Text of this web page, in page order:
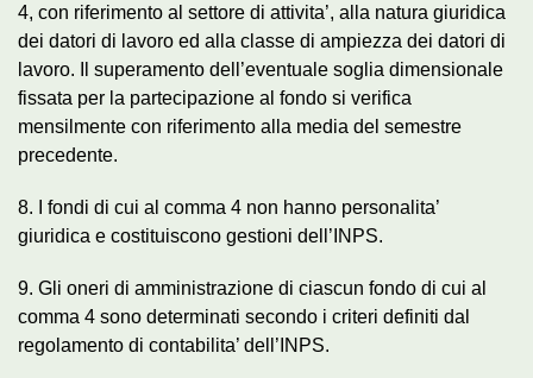
4, con riferimento al settore di attivita’, alla natura giuridica
dei datori di lavoro ed alla classe di ampiezza dei datori di
lavoro. Il superamento dell’eventuale soglia dimensionale
fissata per la partecipazione al fondo si verifica
mensilmente con riferimento alla media del semestre
precedente.
8. I fondi di cui al comma 4 non hanno personalita’
giuridica e costituiscono gestioni dell’INPS.
9. Gli oneri di amministrazione di ciascun fondo di cui al
comma 4 sono determinati secondo i criteri definiti dal
regolamento di contabilita’ dell’INPS.